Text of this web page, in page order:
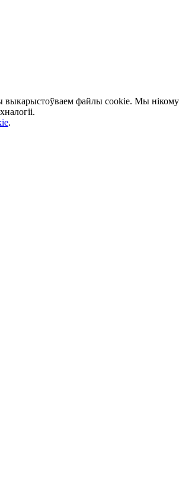
файлы cookie. Мы
.